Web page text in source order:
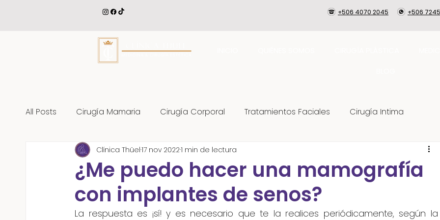
+506 4070 2045 +506
All Posts Cirugía Mamaria Cirugía Corporal Tratamientos Faciales Cirugía Intima
Tratamientos Corporales Cirugía Facial Cuidados
¿Me puedo hacer una mamografía
con implantes de senos?
Clínica Thüel17 nov 20221 min de lectura
La respuesta es ¡sí! y es necesario que te la realices periódicamente, según la